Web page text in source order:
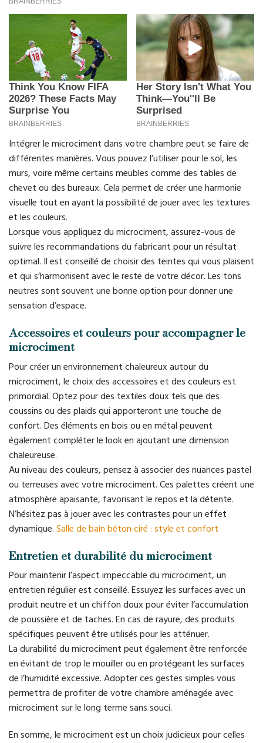
Intégrer le microciment dans votre chambre peut se faire de
différentes manières. Vous pouvez l’utiliser pour le sol, les
murs, voire même certains meubles comme des tables de
chevet ou des bureaux. Cela permet de créer une harmonie
visuelle tout en ayant la possibilité de jouer avec les textures
et les couleurs.
Lorsque vous appliquez du microciment, assurez-vous de
suivre les recommandations du fabricant pour un résultat
optimal. Il est conseillé de choisir des teintes qui vous plaisent
et qui s’harmonisent avec le reste de votre décor. Les tons
neutres sont souvent une bonne option pour donner une
sensation d’espace.
Accessoires et couleurs pour accompagner le
microciment
Pour créer un environnement chaleureux autour du
microciment, le choix des accessoires et des couleurs est
primordial. Optez pour des textiles doux tels que des
coussins ou des plaids qui apporteront une touche de
confort. Des éléments en bois ou en métal peuvent
également compléter le look en ajoutant une dimension
chaleureuse.
Au niveau des couleurs, pensez à associer des nuances pastel
ou terreuses avec votre microciment. Ces palettes créent une
atmosphère apaisante, favorisant le repos et la détente.
N’hésitez pas à jouer avec les contrastes pour un effet
dynamique. Salle de bain béton ciré : style et confort
Entretien et durabilité du microciment
Pour maintenir l’aspect impeccable du microciment, un
entretien régulier est conseillé. Essuyez les surfaces avec un
produit neutre et un chiffon doux pour éviter l’accumulation
de poussière et de taches. En cas de rayure, des produits
spécifiques peuvent être utilisés pour les atténuer.
La durabilité du microciment peut également être renforcée
en évitant de trop le mouiller ou en protégeant les surfaces
de l’humidité excessive. Adopter ces gestes simples vous
permettra de profiter de votre chambre aménagée avec
microciment sur le long terme sans souci.
En somme, le microciment est un choix judicieux pour celles